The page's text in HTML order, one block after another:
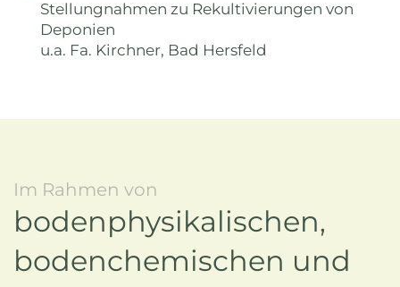
Stellungnahmen zu Rekultivierungen von
Deponien
u.a. Fa. Kirchner, Bad Hersfeld
Im Rahmen von
bodenphysikalischen,
bodenchemischen und